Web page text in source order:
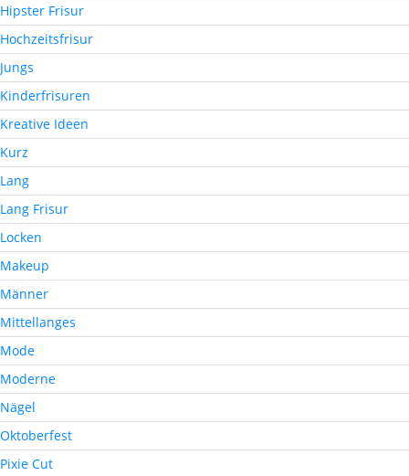
Hipster Frisur
Hochzeitsfrisur
Jungs
Kinderfrisuren
Kreative Ideen
Kurz
Lang
Lang Frisur
Locken
Makeup
Männer
Mittellanges
Mode
Moderne
Nägel
Oktoberfest
Pixie Cut